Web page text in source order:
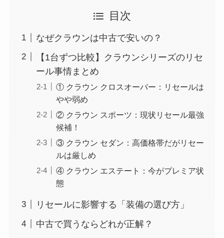
目次
なぜクラウンは中古で安いの？
【1台ずつ比較】クラウンシリーズのリセ
ール事情まとめ
① クラウン クロスオーバー：リセールは
やや弱め
② クラウン スポーツ：現状リセール最強
候補！
③ クラウン セダン：高価格帯だがリセー
ルは厳しめ
④ クラウン エステート：今がプレミア状
態
リセールに影響する「装備の選び方」
中古で買うならどれが正解？